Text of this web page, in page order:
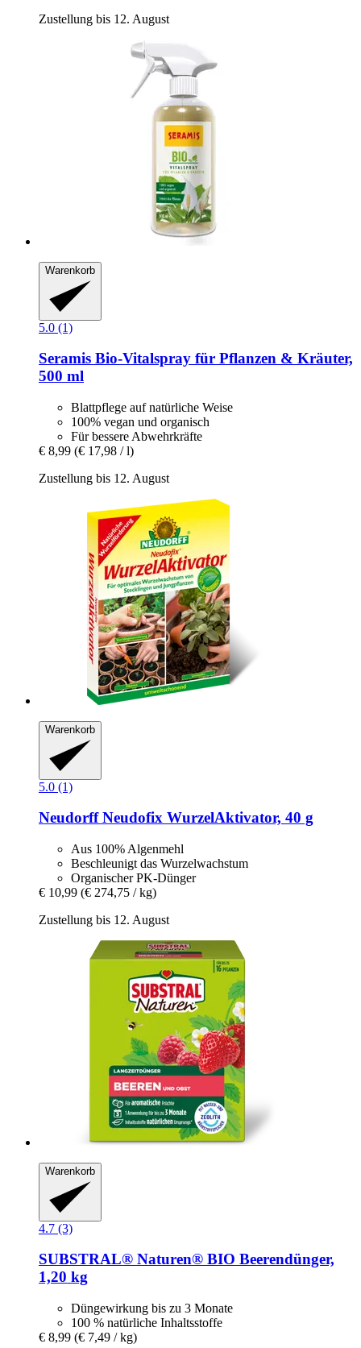
Zustellung bis 12. August
Warenkorb
5.0 (1)
Seramis Bio-​Vitalspray für Pflanzen & Kräuter,
500 ml
Blattpflege auf natürliche Weise
100% vegan und organisch
Für bessere Abwehrkräfte
€ 8,99 (€ 17,98 / l)
Zustellung bis 12. August
Warenkorb
5.0 (1)
NeudorffNeudofix WurzelAktivator, 40 g
Aus 100% Algenmehl
Beschleunigt das Wurzelwachstum
Organischer PK-Dünger
€ 10,99 (€ 274,75 / kg)
Zustellung bis 12. August
Warenkorb
4.7 (3)
SUBSTRAL® Naturen® BIO Beerendünger,
1,20 kg
Düngewirkung bis zu 3 Monate
100 % natürliche Inhaltsstoffe
€ 8,99 (€ 7,49 / kg)